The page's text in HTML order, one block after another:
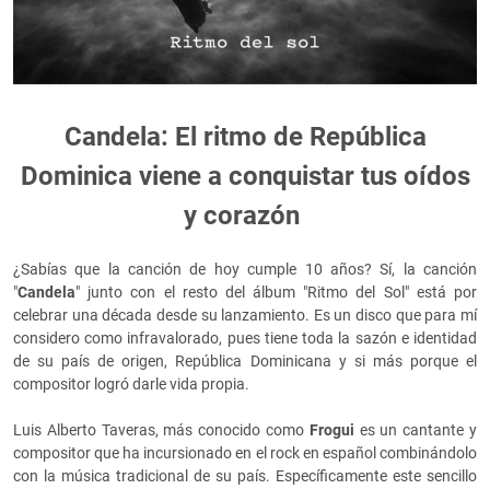
Candela: El ritmo de República
Dominica viene a conquistar tus oídos
y corazón
¿Sabías que la canción de hoy cumple 10 años? Sí, la canción
"Candela" junto con el resto del álbum "Ritmo del Sol" está por
celebrar una década desde su lanzamiento. Es un disco que para mí
considero como infravalorado, pues tiene toda la sazón e identidad
de su país de origen, República Dominicana y si más porque el
compositor logró darle vida propia.
Luis Alberto Taveras, más conocido como Frogui es un cantante y
compositor que ha incursionado en el rock en español combinándolo
con la música tradicional de su país. Específicamente este sencillo